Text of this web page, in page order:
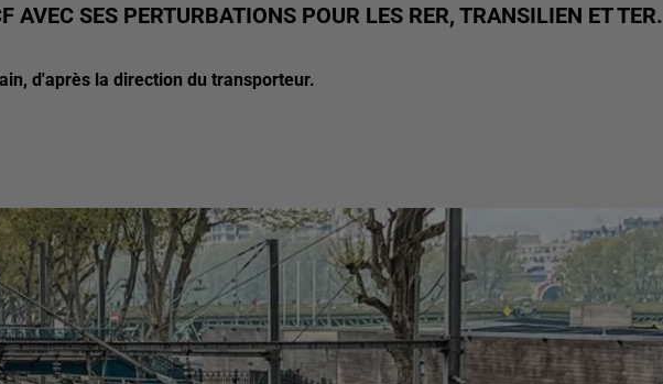
AVEC SES PERTURBATIONS POUR LES RER, TRANSILIEN ET TER.
d'après la direction du transporteur.